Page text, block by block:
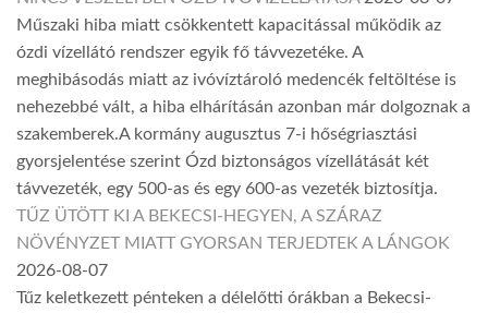
Műszaki hiba miatt csökkentett kapacitással működik az
ózdi vízellátó rendszer egyik fő távvezetéke. A
meghibásodás miatt az ivóvíztároló medencék feltöltése is
nehezebbé vált, a hiba elhárításán azonban már dolgoznak a
szakemberek.A kormány augusztus 7-i hőségriasztási
gyorsjelentése szerint Ózd biztonságos vízellátását két
távvezeték, egy 500-as és egy 600-as vezeték biztosítja.
TŰZ ÜTÖTT KI A BEKECSI-HEGYEN, A SZÁRAZ
NÖVÉNYZET MIATT GYORSAN TERJEDTEK A LÁNGOK
2026-08-07
Tűz keletkezett pénteken a délelőtti órákban a Bekecsi-